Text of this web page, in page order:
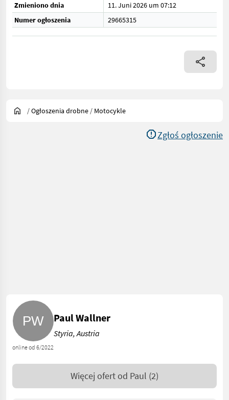
Zmieniono dnia
11. Juni 2026 um 07:12
Numer ogłoszenia
29665315
/Ogłoszenia drobne / Motocykle
Zgłoś ogłoszenie
online od 6/2022
Paul Wallner
Styria, Austria
Więcej ofert od Paul (2)